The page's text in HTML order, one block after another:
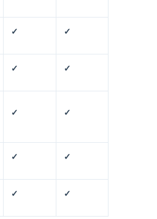
✓ ✓
✓ ✓
✓ ✓
✓ ✓
✓ ✓